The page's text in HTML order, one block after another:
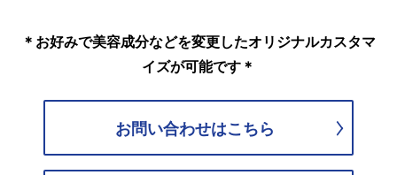
＊お好みで美容成分などを変更したオリジナルカスタマ
イズが可能です＊
お問い合わせはこちら